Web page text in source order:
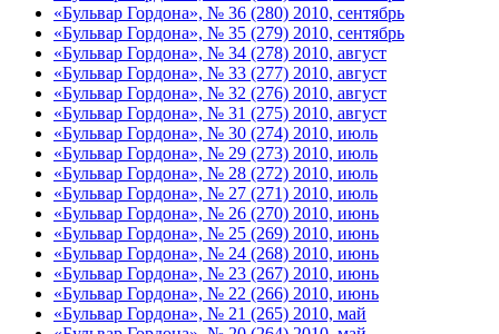
«Бульвар Гордона», № 36 (280) 2010, сентябрь
«Бульвар Гордона», № 35 (279) 2010, сентябрь
«Бульвар Гордона», № 34 (278) 2010, август
«Бульвар Гордона», № 33 (277) 2010, август
«Бульвар Гордона», № 32 (276) 2010, август
«Бульвар Гордона», № 31 (275) 2010, август
«Бульвар Гордона», № 30 (274) 2010, июль
«Бульвар Гордона», № 29 (273) 2010, июль
«Бульвар Гордона», № 28 (272) 2010, июль
«Бульвар Гордона», № 27 (271) 2010, июль
«Бульвар Гордона», № 26 (270) 2010, июнь
«Бульвар Гордона», № 25 (269) 2010, июнь
«Бульвар Гордона», № 24 (268) 2010, июнь
«Бульвар Гордона», № 23 (267) 2010, июнь
«Бульвар Гордона», № 22 (266) 2010, июнь
«Бульвар Гордона», № 21 (265) 2010, май